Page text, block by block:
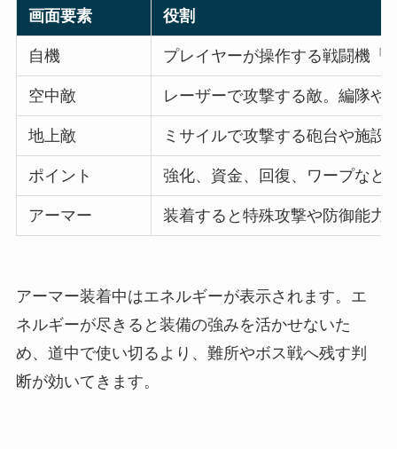
画面要素 役割
自機 プレイヤーが操作する戦闘機「
空中敵 レーザーで攻撃する敵。編隊や
地上敵 ミサイルで攻撃する砲台や施設
ポイント 強化、資金、回復、ワープなど
アーマー 装着すると特殊攻撃や防御能力
アーマー装着中はエネルギーが表示されます。エ
ネルギーが尽きると装備の強みを活かせないた
め、道中で使い切るより、難所やボス戦へ残す判
断が効いてきます。